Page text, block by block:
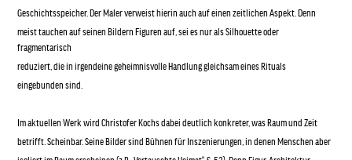
Geschichtsspeicher. Der Maler verweist hierin auch auf einen zeitlichen Aspekt. Denn
meist tauchen auf seinen Bildern Figuren auf, sei es nur als Silhouette oder
fragmentarisch
reduziert, die in irgendeine geheimnisvolle Handlung gleichsam eines Rituals
eingebunden sind.
Im aktuellen Werk wird Christofer Kochs dabei deutlich konkreter, was Raum und Zeit
betrifft. Scheinbar. Seine Bilder sind Bühnen für Inszenierungen, in denen Menschen aber